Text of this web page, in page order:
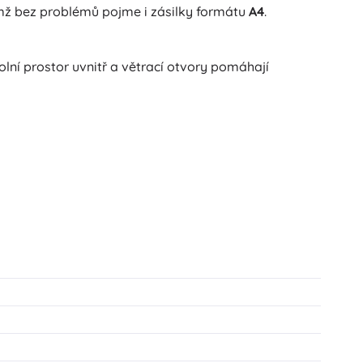
bez problémů pojme i zásilky formátu A4.
prostor uvnitř a větrací otvory pomáhají